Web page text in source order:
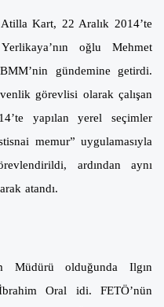
Kart, 22 Aralık 2014’te
oğlu Mehmet
gündemine getirdi.
görevlisi olarak çalışan
yapılan yerel seçimler
memur” uygulamasıyla
ardından aynı
atandı.
Müdürü olduğunda Ilgın
Oral idi. FETÖ’nün